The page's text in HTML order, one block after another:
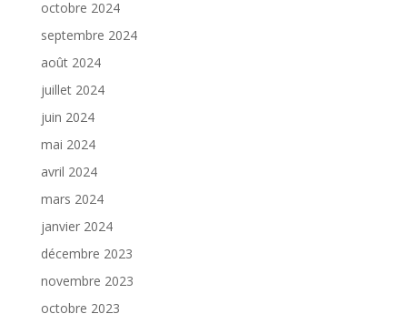
octobre 2024
septembre 2024
août 2024
juillet 2024
juin 2024
mai 2024
avril 2024
mars 2024
janvier 2024
décembre 2023
novembre 2023
octobre 2023